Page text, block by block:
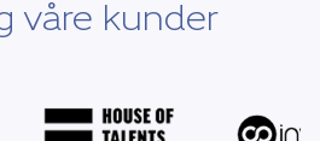
våre kunder